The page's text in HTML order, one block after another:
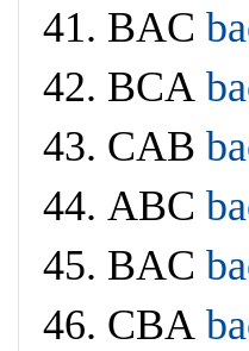
41. BAC
42. BCA
43. CAB
44. ABC
45. BAC
46. CBA